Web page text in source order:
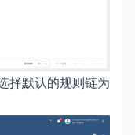
择默认的规则链为